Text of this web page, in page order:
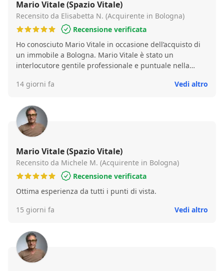
Mario Vitale (Spazio Vitale)
Recensito da Elisabetta N. (Acquirente in Bologna)
Recensione verificata
Ho conosciuto Mario Vitale in occasione dell’acquisto di
un immobile a Bologna. Mario Vitale è stato un
interlocutore gentile professionale e puntuale nella
vendita di un immobile.
14 giorni fa Vedi altro
Mario Vitale (Spazio Vitale)
Recensito da Michele M. (Acquirente in Bologna)
Recensione verificata
Ottima esperienza da tutti i punti di vista.
15 giorni fa
Vedi altro